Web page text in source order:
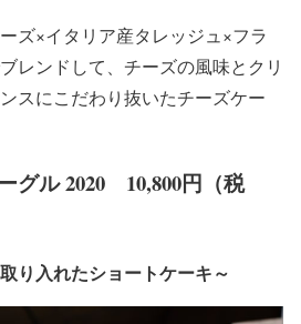
ズ×イタリア産タレッジュ×フラ
レンドして、チーズの風味とクリ
スにこだわり抜いたチーズケー
グル 2020 10,800円（税
り入れたショートケーキ～